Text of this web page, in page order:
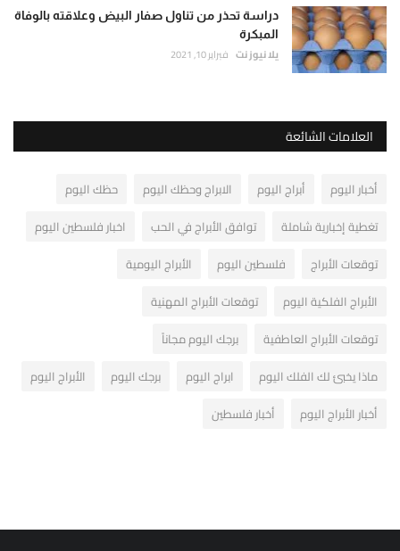
دراسة تحذر من تناول صفار البيض وعلاقته بالوفاة
المبكرة
يلا نيوز نت فبراير 10, 2021
العلامات الشائعة
أخبار اليوم أبراج اليوم الابراج وحظك اليوم
حظك اليوم
تغطية إخبارية شاملة
توافق الأبراج في الحب
اخبار فلسطين اليوم
توقعات الأبراج
فلسطين اليوم
الأبراج اليومية
الأبراج الفلكية اليوم
توقعات الأبراج المهنية
توقعات الأبراج العاطفية
برجك اليوم مجاناً
ماذا يخبئ لك الفلك اليوم
ابراج اليوم برجك اليوم
الأبراج اليوم
أخبار الأبراج اليوم
أخبار فلسطين